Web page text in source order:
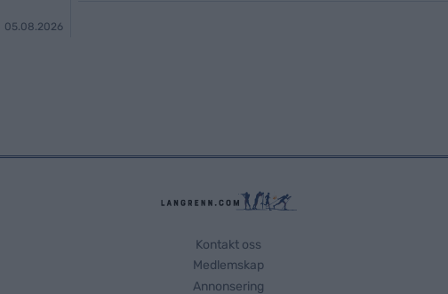
05.08.2026
Kontakt oss
Medlemskap
Annonsering